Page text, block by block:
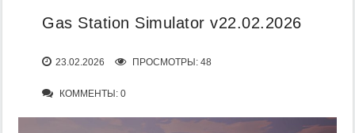
Gas Station Simulator v22.02.2026
23.02.2026 ПРОСМОТРЫ: 48
КОММЕНТЫ: 0